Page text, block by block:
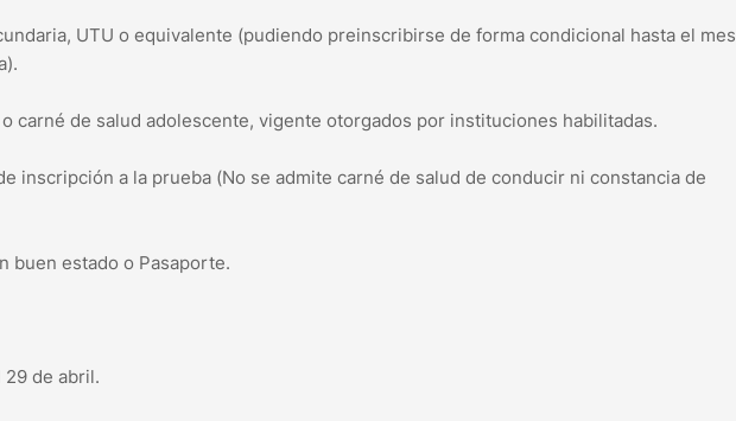
UTU o equivalente (pudiendo preinscribirse de forma condicional hasta el mes
carné de salud adolescente, vigente otorgados por instituciones habilitadas.
inscripción a la prueba (No se admite carné de salud de conducir ni constancia de
buen estado o Pasaporte.
29 de abril.